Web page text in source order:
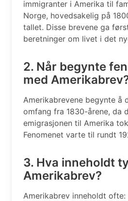
immigranter i Amerika til
Norge, hovedsakelig på
tallet. Disse brevene ga
beretninger om livet i det
2. Når begynte
med
Amerikabrevene begynte å
omfang fra 1830-årene, da
emigrasjonen til Amerika
Fenomenet varte til rundt
3. Hva inneholdt
Amerikabrev?
Amerikabrev inneholdt ofte: